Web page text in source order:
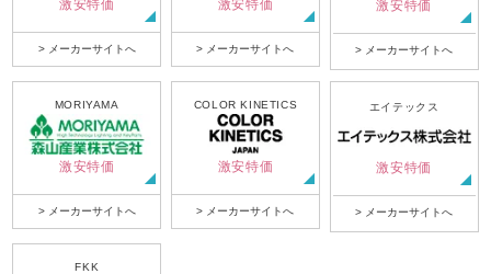
激安特価
> メーカーサイトへ
激安特価
> メーカーサイトへ
激安特価
> メーカーサイトへ
MORIYAMA
激安特価
> メーカーサイトへ
COLOR KINETICS
激安特価
> メーカーサイトへ
エイテックス
激安特価
> メーカーサイトへ
FKK